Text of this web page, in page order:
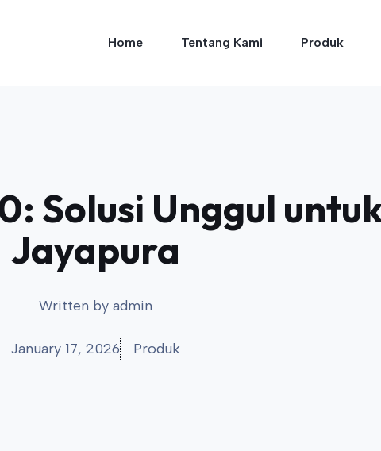
Home Tentang Kami Produk
Solusi Unggul
Jayapura
Written by admin
January 17, 2026 Produk